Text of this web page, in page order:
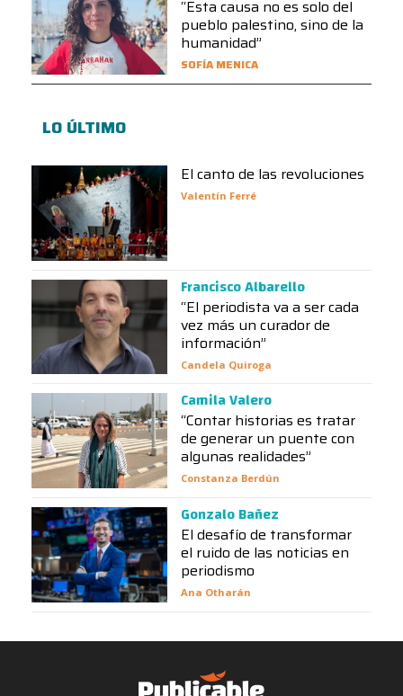
“Esta causa no es solo del
pueblo palestino, sino de la
humanidad”
SOFÍA MENICA
LO ÚLTIMO
El canto de las revoluciones
Valentín Ferré
Francisco Albarello
“El periodista va a ser cada
vez más un curador de
información”
Candela Quiroga
Camila Valero
“Contar historias es tratar
de generar un puente con
algunas realidades”
Constanza Berdún
Gonzalo Bañez
El desafío de transformar
el ruido de las noticias en
periodismo
Ana Otharán